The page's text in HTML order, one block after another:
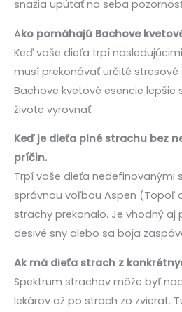
snažia upútať na seba
Ako pomáhajú Bachove
Keď vaše dieťa trpí
musí prekonávať určité
Bachove kvetové esencie lepšie
živote vyrovnať.
Keď je dieťa plné strachu bez
príčin.
Trpí vaše dieťa nedefinovanými
správnou voľbou Aspen (Topoľ
strachy prekonalo. Je vhodný aj
desivé sny alebo sa boja
Ak má dieťa strach z
Spektrum strachov môže byť
lekárov až po strach zo zvierat.